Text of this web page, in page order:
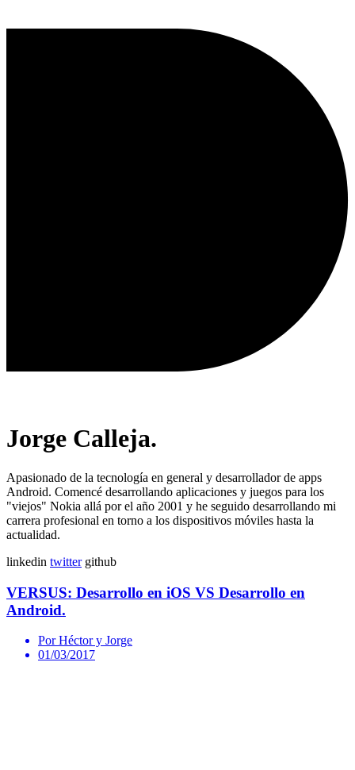
Jorge Calleja.
Apasionado de la tecnología en general y desarrollador de apps
Android. Comencé desarrollando aplicaciones y juegos para los
"viejos" Nokia allá por el año 2001 y he seguido desarrollando mi
carrera profesional en torno a los dispositivos móviles hasta la
actualidad.
linkedin twitter github
VERSUS: Desarrollo en iOS VS Desarrollo en
Android.
Por Héctor y Jorge
01/03/2017